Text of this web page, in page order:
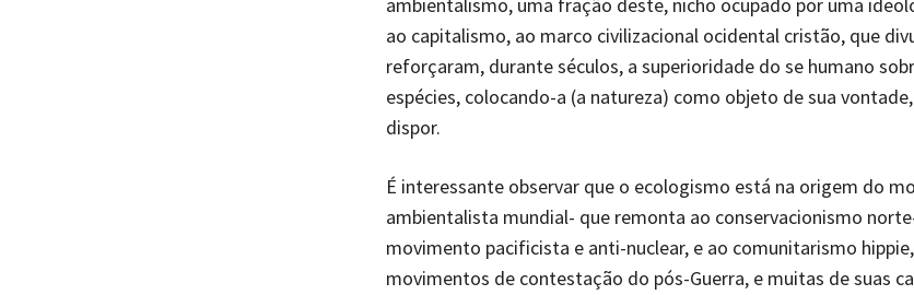
ao capitalismo, ao marco civilizacional ocidental cristão, que
reforçaram, durante séculos, a superioridade do se humano
espécies, colocando-a (a natureza) como objeto de sua
dispor.
É interessante observar que o ecologismo está na origem do
ambientalista mundial- que remonta ao conservacionismo
movimento pacificista e anti-nuclear, e ao comunitarismo
movimentos de contestação do pós-Guerra, e muitas de suas